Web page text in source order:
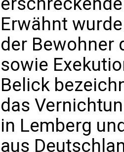
Erwähnt
der Bewohner
sowie
Belick
das
in Lemberg
aus